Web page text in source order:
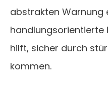
abstrakten Warnung
handlungsorientierte
hilft, sicher durch
kommen.